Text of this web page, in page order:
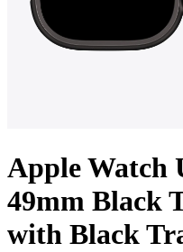
Apple Watch
49mm Black
with Black